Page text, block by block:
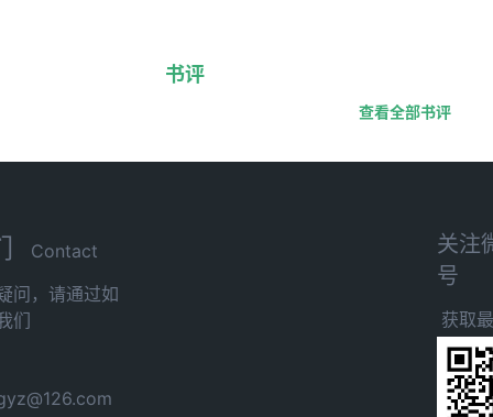
书评
查看全部书评
Contact
问，请通过如
们
关注
号
获取